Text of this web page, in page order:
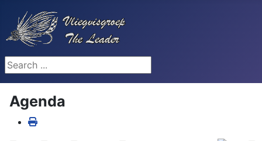
Search ...
Agenda